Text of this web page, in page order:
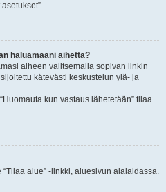
haluamaani aihetta?
aiheen valitsemalla sopivan linkin
kätevästi keskustelun ylä- ja
kun vastaus lähetetään” tilaa
alue” -linkki, aluesivun alalaidassa.